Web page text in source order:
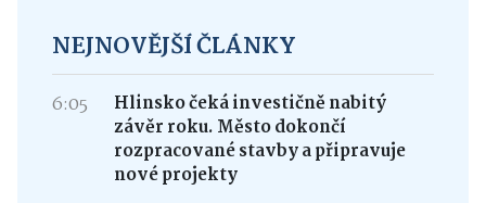
NEJNOVĚJŠÍ ČLÁNKY
6:05
Hlinsko čeká investičně nabitý
závěr roku. Město dokončí
rozpracované stavby a připravuje
nové projekty